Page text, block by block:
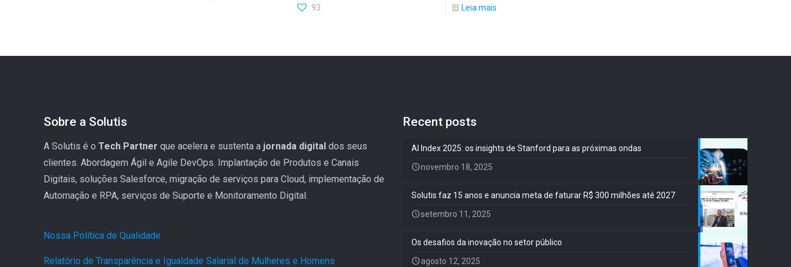
93 Leia mais
Sobre a Solutis
A Solutis é o Tech Partner que acelera e sustenta a jornada digital dos seus
clientes. Abordagem Ágil e Agile DevOps. Implantação de Produtos e Canais
Digitais, soluções Salesforce, migração de serviços para Cloud, implementação de
Automação e RPA, serviços de Suporte e Monitoramento Digital.
Nossa Política de Qualidade
Relatório de Transparência e Igualdade Salarial de Mulheres e Homens
Recent posts
AI Index 2025: os insights de Stanford para as próximas ondas
novembro 18, 2025
Solutis faz 15 anos e anuncia meta de faturar R$ 300 milhões até 2027
setembro 11, 2025
Os desafios da inovação no setor público
agosto 12, 2025